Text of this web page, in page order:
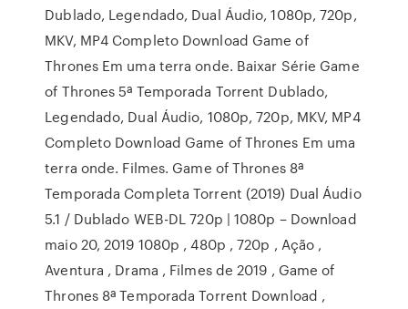
Dublado, Legendado, Dual Áudio, 1080p, 720p,
MKV, MP4 Completo Download Game of
Thrones Em uma terra onde. Baixar Série Game
of Thrones 5ª Temporada Torrent Dublado,
Legendado, Dual Áudio, 1080p, 720p, MKV, MP4
Completo Download Game of Thrones Em uma
terra onde. Filmes. Game of Thrones 8ª
Temporada Completa Torrent (2019) Dual Áudio
5.1 / Dublado WEB-DL 720p | 1080p – Download
maio 20, 2019 1080p , 480p , 720p , Ação ,
Aventura , Drama , Filmes de 2019 , Game of
Thrones 8ª Temporada Torrent Download ,